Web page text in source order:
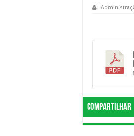
Compartilhar